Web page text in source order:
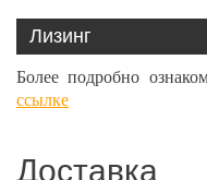
Лизинг
Более подробно
ссылке
Доставка